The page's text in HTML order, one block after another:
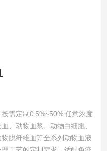
按需定制0.5%~50% 任意浓度
、动物血浆、动物白细胞、
脱纤维血等全系列动物血液